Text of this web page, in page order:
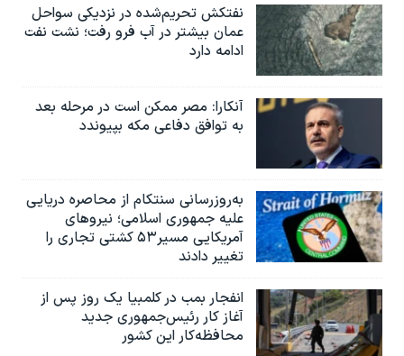
نفتکش تحریم‌شده در نزدیکی سواحل
عمان بیشتر در آب فرو رفت؛ نشت نفت
ادامه دارد
آنکارا: مصر ممکن است در مرحله بعد
به توافق دفاعی مکه بپیوندد
به‌روزرسانی سنتکام از محاصره دریایی
علیه جمهوری اسلامی؛ نیروهای
آمریکایی مسیر۵۳ کشتی تجاری را
تغییر دادند
انفجار بمب‌‌ در کلمبیا یک روز پس از
آغاز کار رئیس‌جمهوری جدید
محافظه‌کار این کشور